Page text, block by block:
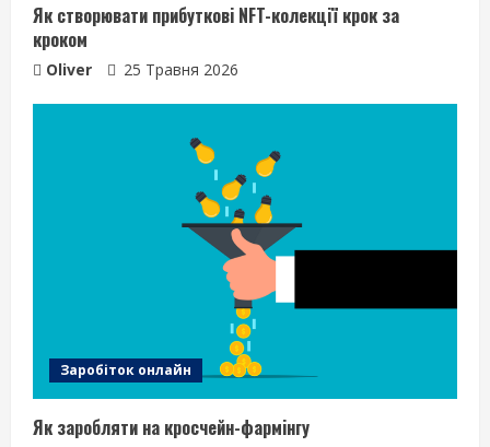
Як створювати прибуткові NFT-колекції крок за
кроком
Oliver 25 Травня 2026
Заробіток онлайн
Як заробляти на кросчейн-фармінгу